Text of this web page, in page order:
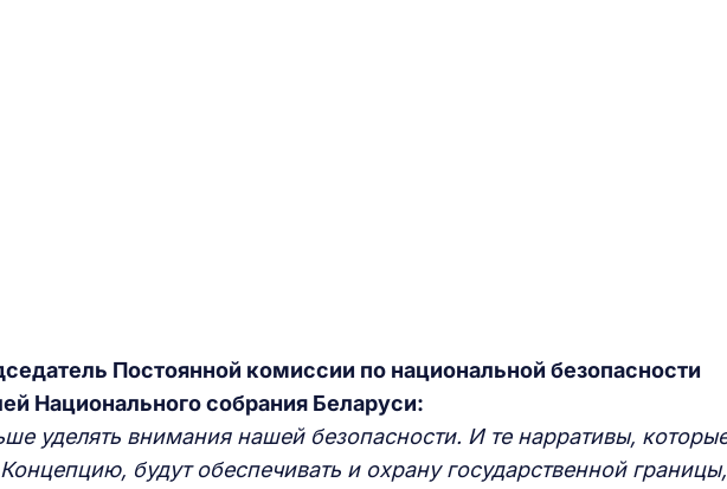
Постоянной комиссии по национальной безопасности
Национального собрания Беларуси:
уделять внимания нашей безопасности. И те нарративы,
будут обеспечивать и охрану государственной